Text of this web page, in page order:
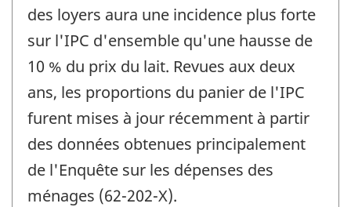
des loyers aura une incidence plus forte
sur l'IPC d'ensemble qu'une hausse de
10 % du prix du lait. Revues aux deux
ans, les proportions du panier de l'IPC
furent mises à jour récemment à partir
des données obtenues principalement
de l'Enquête sur les dépenses des
ménages (62-202-X).